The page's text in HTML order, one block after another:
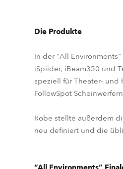
Die Produkte
In der "All Environments"
iSpiider, iBeam350 und
speziell für Theater- und
FollowSpot
Robe stellte außerdem
neu definiert und die